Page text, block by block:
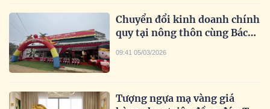
Chuyển đổi kinh doanh chính
quy tại nông thôn cùng Bách
09:41 05/03/2026
Tượng ngựa mạ vàng giá